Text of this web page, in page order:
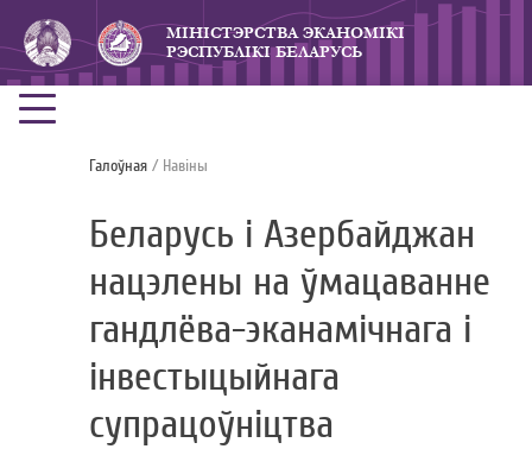
МIНICТЭРСТВА ЭКАНОМIКI
РЭСПУБЛIКI БЕЛАРУСЬ
Галоўная / Навiны
Беларусь і Азербайджан
нацэлены на ўмацаванне
гандлёва-эканамічнага і
інвестыцыйнага
супрацоўніцтва